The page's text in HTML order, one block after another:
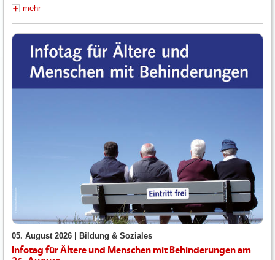
mehr
05. August 2026 | Bildung & Soziales
Infotag für Ältere und Menschen mit Behinderungen am